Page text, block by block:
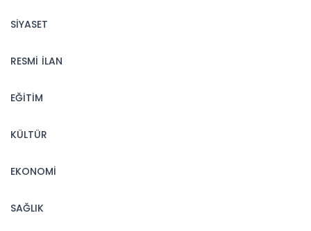
SİYASET
RESMİ İLAN
EĞİTİM
KÜLTÜR
EKONOMİ
SAĞLIK